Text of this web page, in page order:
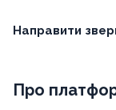
Направити
Про